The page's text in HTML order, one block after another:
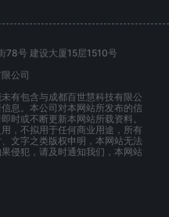
78号 建设大厦15层1510号
公司
有包含与成都百世慧科技有限公
息。本公司对本网站所发布的信
时或不断更新本网站所载资料。
，不拟用于任何商业用途，所有
文字之类版权申明，本网站无法
侵犯，请及时通知我们，本网站